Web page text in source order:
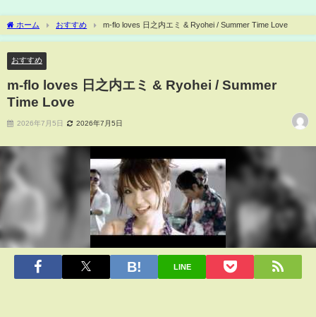
ホーム おすすめ m-flo loves 日之内エミ & Ryohei / Summer Time Love
おすすめ
m-flo loves 日之内エミ & Ryohei / Summer
Time Love
2026年7月5日 2026年7月5日
LINE